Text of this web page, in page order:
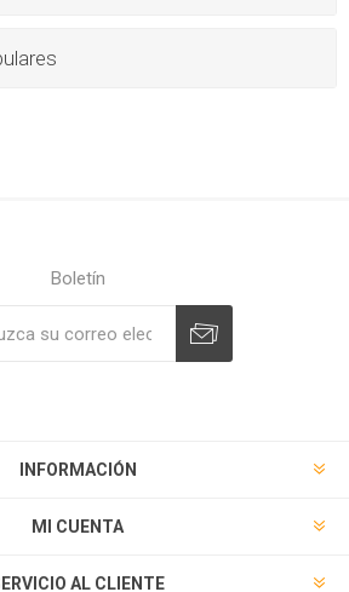
Boletín
INFORMACIÓN
MI CUENTA
AL CLIENTE